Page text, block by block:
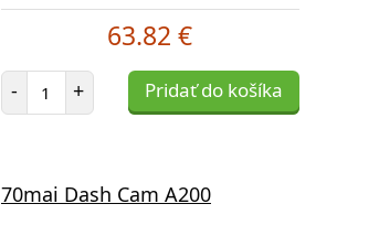
63.82 €
- Počet položiek
+ Pridať do košíka
70mai Dash Cam A200